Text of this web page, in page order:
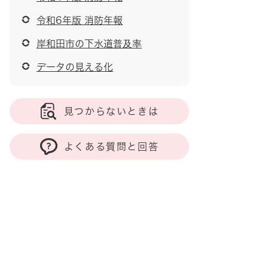
令和6年版 消防年報
岸和田市の下水道普及率
データの見える化
見つからないときは
よくある質問と回答